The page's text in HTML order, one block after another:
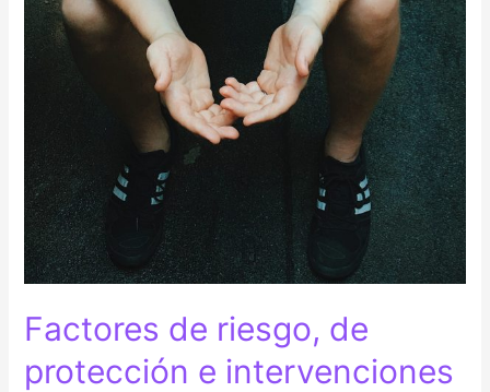
Factores de riesgo, de
protección e intervenciones